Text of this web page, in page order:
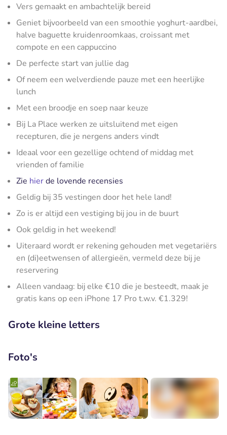
Vers gemaakt en ambachtelijk bereid
Geniet bijvoorbeeld van een smoothie yoghurt-aardbei,
halve baguette kruidenroomkaas, croissant met
compote en een cappuccino
De perfecte start van jullie dag
Of neem een welverdiende pauze met een heerlijke
lunch
Met een broodje en soep naar keuze
Bij La Place werken ze uitsluitend met eigen
recepturen, die je nergens anders vindt
Ideaal voor een gezellige ochtend of middag met
vrienden of familie
Zie hierde lovende recensies
Geldig bij 35 vestingen door het hele land!
Zo is er altijd een vestiging bij jou in de buurt
Ook geldig in het weekend!
Uiteraard wordt er rekening gehouden met vegetariërs
en (di)eetwensen of allergieën, vermeld deze bij je
reservering
Alleen vandaag: bij elke €10 die je besteedt, maak je
gratis kans op een iPhone 17 Pro t.w.v. €1.329!
Grote kleine letters
Foto's